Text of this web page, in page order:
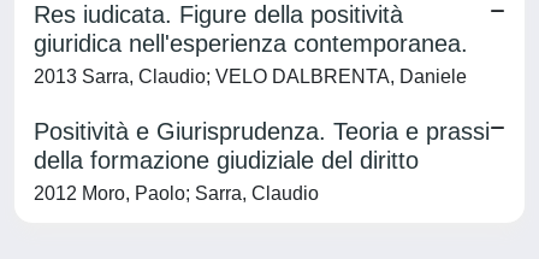
Res iudicata. Figure della positività
giuridica nell'esperienza contemporanea.
2013 Sarra, Claudio; VELO DALBRENTA, Daniele
Positività e Giurisprudenza. Teoria e prassi
della formazione giudiziale del diritto
2012 Moro, Paolo; Sarra, Claudio